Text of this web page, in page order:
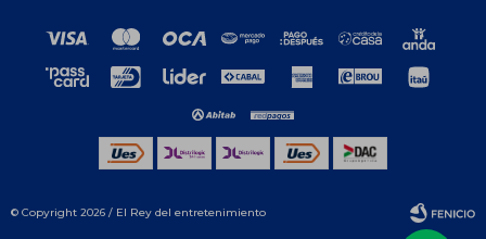
© Copyright 2026 / El Rey del entretenimiento